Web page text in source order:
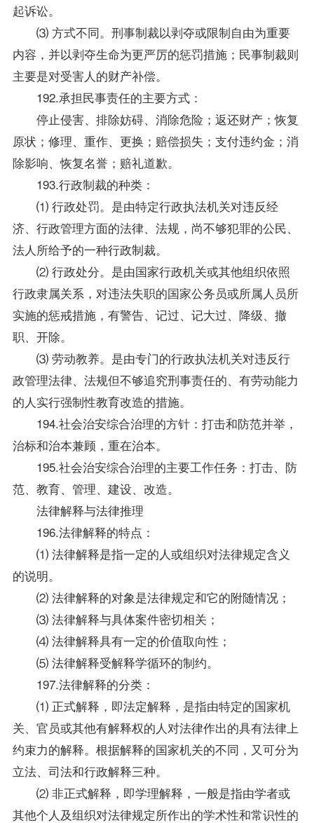
起诉讼。
⑶ 方式不同。刑事制裁以剥夺或限制自由为重要
内容，并以剥夺生命为更严厉的惩罚措施；民事制裁则
主要是对受害人的财产补偿。
192.承担民事责任的主要方式：
停止侵害、排除妨碍、消除危险；返还财产；恢复
原状；修理、重作、更换；赔偿损失；支付违约金；消
除影响、恢复名誉；赔礼道歉。
193.行政制裁的种类：
⑴ 行政处罚。是由特定行政执法机关对违反经
济、行政管理方面的法律、法规，尚不够犯罪的公民、
法人所给予的一种行政制裁。
⑵ 行政处分。是由国家行政机关或其他组织依照
行政隶属关系，对违法失职的国家公务员或所属人员所
实施的惩戒措施，有警告、记过、记大过、降级、撤
职、开除。
⑶ 劳动教养。是由专门的行政执法机关对违反行
政管理法律、法规但不够追究刑事责任的、有劳动能力
的人实行强制性教育改造的措施。
194.社会治安综合治理的方针：打击和防范并举，
治标和治本兼顾，重在治本。
195.社会治安综合治理的主要工作任务：打击、防
范、教育、管理、建设、改造。
法律解释与法律推理
196.法律解释的特点：
⑴ 法律解释是指一定的人或组织对法律规定含义
的说明。
⑵ 法律解释的对象是法律规定和它的附随情况；
⑶ 法律解释与具体案件密切相关；
⑷ 法律解释具有一定的价值取向性；
⑸ 法律解释受解释学循环的制约。
197.法律解释的分类：
⑴ 正式解释，即法定解释，是指由特定的国家机
关、官员或其他有解释权的人对法律作出的具有法律上
约束力的解释。根据解释的国家机关的不同，又可分为
立法、司法和行政解释三种。
⑵ 非正式解释，即学理解释，一般是指由学者或
其他个人及组织对法律规定所作出的学术性和常识性的